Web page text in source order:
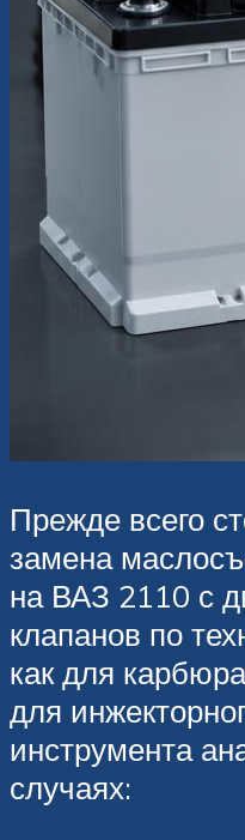
Прежде всего
замена
на ВАЗ 2110 с
клапанов по
как для
для
инструмента
случаях: